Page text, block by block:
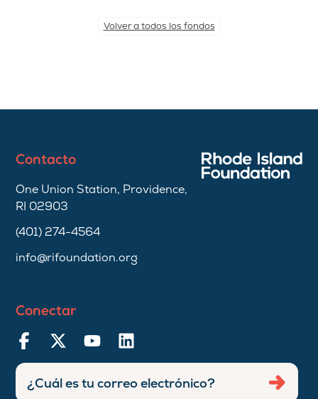
Volver a todos los fondos
Contacto
One Union Station, Providence,
RI 02903
(401) 274-4564
info@rifoundation.org
Conectar
Ingresar
dirección
Enviar